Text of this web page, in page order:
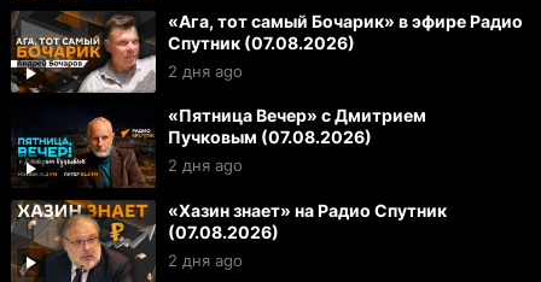
«Ага, тот самый Бочарик» в эфире Радио
Спутник (07.08.2026)
2 дня ago
«Пятница Вечер» с Дмитрием
Пучковым (07.08.2026)
2 дня ago
«Хазин знает» на Радио Спутник
(07.08.2026)
2 дня ago